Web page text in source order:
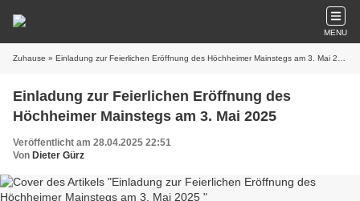
MENU
Zuhause » Einladung zur Feierlichen Eröffnung des Höchheimer Mainstegs am 3. Mai 2025
Einladung zur Feierlichen Eröffnung des
Höchheimer Mainstegs am 3. Mai 2025
Veröffentlicht am 28.04.2025 22:51
Von Dieter Gürz